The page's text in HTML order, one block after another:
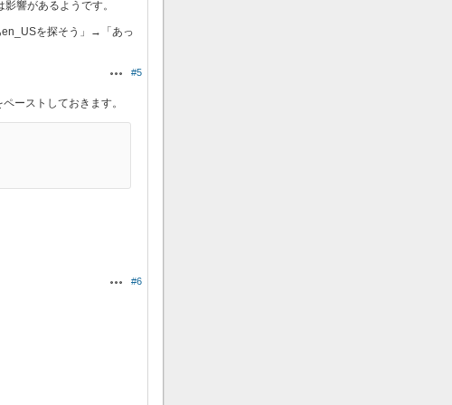
響があるようです。
en_USを探そう」→「あっ
操作
#5
ーストしておきます。
操作
#6